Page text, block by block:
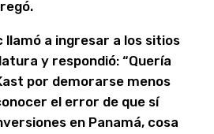
llamó a ingresar a los sitios
y respondió: “Quería
por demorarse menos
el error de que sí
en Panamá, cosa